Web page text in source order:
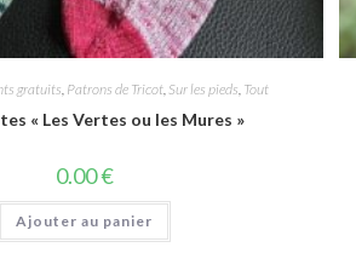
gratuits, Patrons de Tricot, Sur les pieds, Tout
« Les Vertes ou les Mures »
0.00€
Ajouter au panier